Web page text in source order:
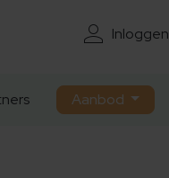
Inloggen
Aanbod